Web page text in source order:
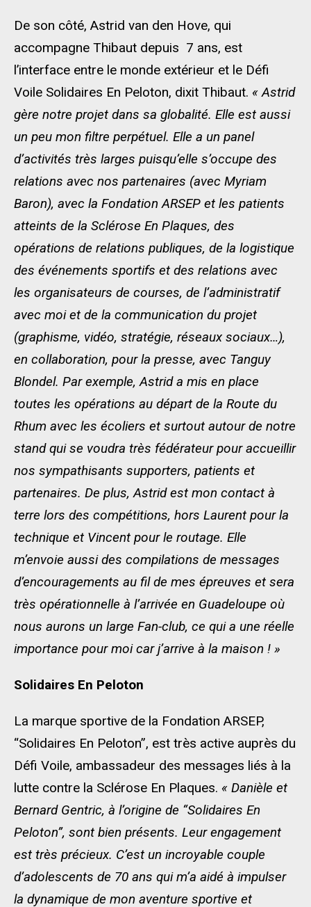
De son côté, Astrid van den Hove, qui
accompagne Thibaut depuis 7 ans, est
l’interface entre le monde extérieur et le Défi
Voile Solidaires En Peloton, dixit Thibaut. « Astrid
gère notre projet dans sa globalité. Elle est aussi
un peu mon filtre perpétuel. Elle a un panel
d’activités très larges puisqu’elle s’occupe des
relations avec nos partenaires (avec Myriam
Baron), avec la Fondation ARSEP et les patients
atteints de la Sclérose En Plaques, des
opérations de relations publiques, de la logistique
des événements sportifs et des relations avec
les organisateurs de courses, de l’administratif
avec moi et de la communication du projet
(graphisme, vidéo, stratégie, réseaux sociaux…),
en collaboration, pour la presse, avec Tanguy
Blondel. Par exemple, Astrid a mis en place
toutes les opérations au départ de la Route du
Rhum avec les écoliers et surtout autour de notre
stand qui se voudra très fédérateur pour accueillir
nos sympathisants supporters, patients et
partenaires. De plus, Astrid est mon contact à
terre lors des compétitions, hors Laurent pour la
technique et Vincent pour le routage. Elle
m’envoie aussi des compilations de messages
d’encouragements au fil de mes épreuves et sera
très opérationnelle à l’arrivée en Guadeloupe où
nous aurons un large Fan-club, ce qui a une réelle
importance pour moi car j’arrive à la maison ! »
Solidaires En Peloton
La marque sportive de la Fondation ARSEP,
“Solidaires En Peloton”, est très active auprès du
Défi Voile, ambassadeur des messages liés à la
lutte contre la Sclérose En Plaques. « Danièle et
Bernard Gentric, à l’origine de “Solidaires En
Peloton”, sont bien présents. Leur engagement
est très précieux. C’est un incroyable couple
d’adolescents de 70 ans qui m’a aidé à impulser
la dynamique de mon aventure sportive et